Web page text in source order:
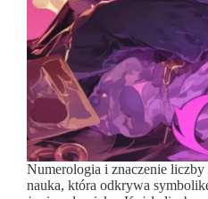
Numerologia i znaczenie
nauka, która odkrywa